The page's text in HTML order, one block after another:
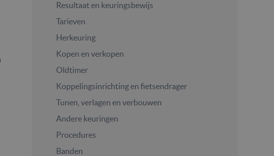
Resultaat en keuringsbewijs
Tarieven
Herkeuring
Kopen en verkopen
Oldtimer
Koppelingsinrichting en fietsendrager
Tunen, verlagen en verbouwen
Andere keuringen
Procedures
Banden